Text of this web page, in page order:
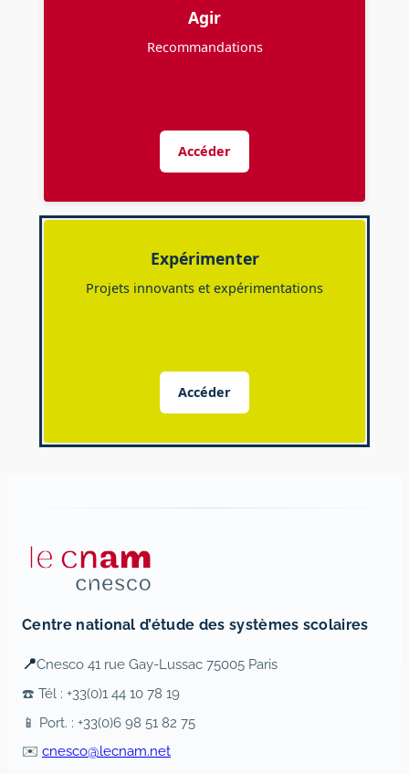
Agir
Recommandations
Accéder
Expérimenter
Projets innovants et expérimentations
Accéder
Centre national d’étude des systèmes scolaires
📍Cnesco 41 rue Gay-Lussac 75005 Paris
☎️ Tél : +33(0)1 44 10 78 19
📱 Port. : +33(0)6 98 51 82 75
✉️ cnesco@lecnam.net